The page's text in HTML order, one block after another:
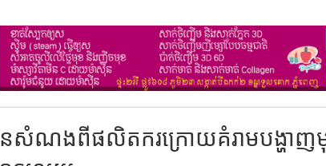
នសំណងពីផលិតករក្រោយគំរាមបង្ហាញ